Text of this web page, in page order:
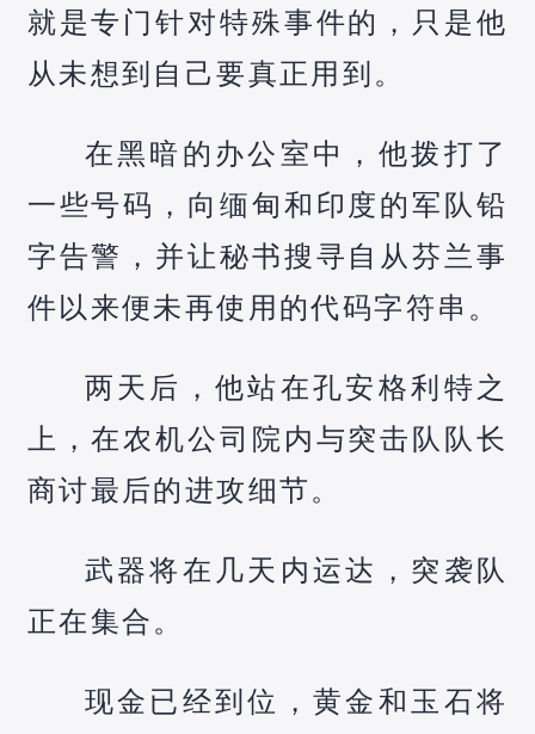
就是专门针对特殊事件的，只是他
从未想到自己要真正用到。
在黑暗的办公室中，他拨打了
一些号码，向缅甸和印度的军队铅
字告警，并让秘书搜寻自从芬兰事
件以来便未再使用的代码字符串。
两天后，他站在孔安格利特之
上，在农机公司院内与突击队队长
商讨最后的进攻细节。
武器将在几天内运达，突袭队
正在集合。
现金已经到位，黄金和玉石将